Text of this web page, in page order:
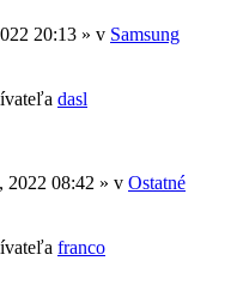
20:13 » v Samsung
dasl
2022 08:42 » v Ostatné
franco